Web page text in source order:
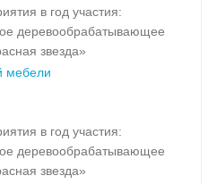
в год участия:
деревообрабатывающее
звезда»
мебели
в год участия:
деревообрабатывающее
звезда»